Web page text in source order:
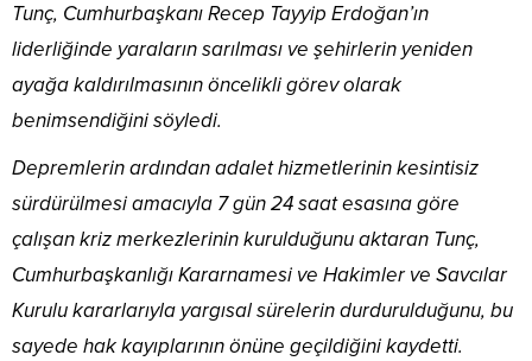
Tunç, Cumhurbaşkanı Recep Tayyip Erdoğan’ın
liderliğinde yaraların sarılması ve şehirlerin yeniden
ayağa kaldırılmasının öncelikli görev olarak
benimsendiğini söyledi.
Depremlerin ardından adalet hizmetlerinin kesintisiz
sürdürülmesi amacıyla 7 gün 24 saat esasına göre
çalışan kriz merkezlerinin kurulduğunu aktaran Tunç,
Cumhurbaşkanlığı Kararnamesi ve Hakimler ve Savcılar
Kurulu kararlarıyla yargısal sürelerin durdurulduğunu, bu
sayede hak kayıplarının önüne geçildiğini kaydetti.